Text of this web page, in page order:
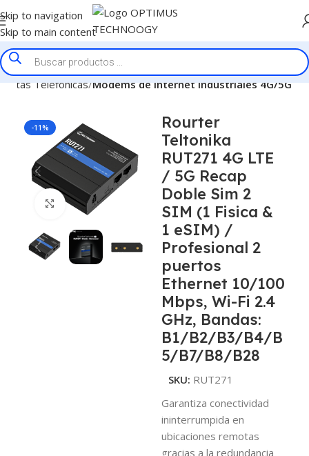
Skip to navigation
Skip to main content
Telefonicas Modems de Internet Industriales 4G/5G
-11%
Click to enlarge
Rourter
Teltonika
RUT271 4G LTE
/ 5G Recap
Doble Sim 2
SIM (1 Fisica &
1 eSIM) /
Profesional 2
puertos
Ethernet 10/100
Mbps, Wi-Fi 2.4
GHz, Bandas:
B1/B2/B3/B4/B
5/B7/B8/B28
SKU: RUT271
Garantiza conectividad
ininterrumpida en
ubicaciones remotas
gracias a la redundancia